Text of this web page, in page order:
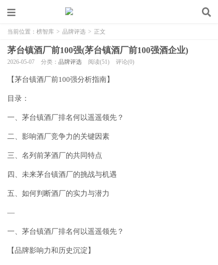
当前位置： 榜智库 > 品牌评选 > 正文
茅台镇酒厂前100强(茅台镇酒厂前100强酒企业)
2026-05-07 分类： 品牌评选 阅读(51) 评论(0)
【茅台镇酒厂前100强分析指南】
目录：
一、茅台镇酒厂排名何以遥遥领先？
二、影响酒厂竞争力的关键因素
三、名列前茅酒厂的共同特点
四、未来茅台镇酒厂的挑战与机遇
五、如何判断酒厂的实力与潜力
—
一、茅台镇酒厂排名何以遥遥领先？
【品牌影响力和历史沉淀】